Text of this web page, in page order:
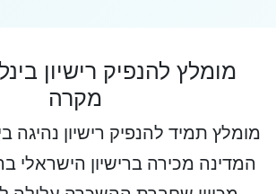
מומלץ להנפיק רישיון
מקרה
מומלץ תמיד להנפיק רישיון נהיגה
המדינה מכירה ברישיון הישראלי